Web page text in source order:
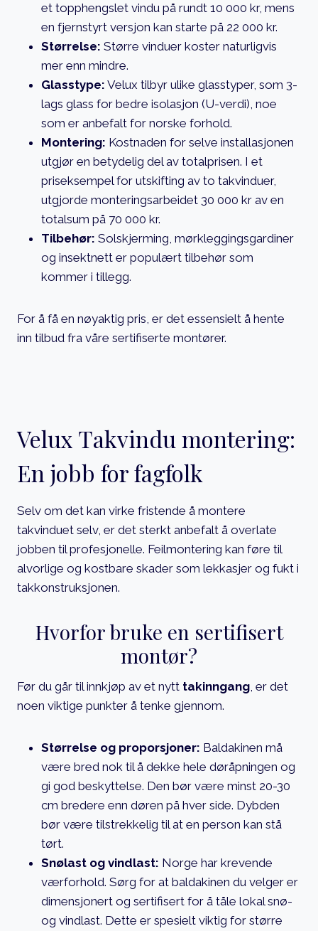
et topphengslet vindu på rundt 10 000 kr, mens
en fjernstyrt versjon kan starte på 22 000 kr.
Størrelse: Større vinduer koster naturligvis
mer enn mindre.
Glasstype: Velux tilbyr ulike glasstyper, som 3-
lags glass for bedre isolasjon (U-verdi), noe
som er anbefalt for norske forhold.
Montering: Kostnaden for selve installasjonen
utgjør en betydelig del av totalprisen. I et
priseksempel for utskifting av to takvinduer,
utgjorde monteringsarbeidet 30 000 kr av en
totalsum på 70 000 kr.
Tilbehør: Solskjerming, mørkleggingsgardiner
og insektnett er populært tilbehør som
kommer i tillegg.
For å få en nøyaktig pris, er det essensielt å hente
inn tilbud fra våre sertifiserte montører.
Velux Takvindu montering:
En jobb for fagfolk
Selv om det kan virke fristende å montere
takvinduet selv, er det sterkt anbefalt å overlate
jobben til profesjonelle. Feilmontering kan føre til
alvorlige og kostbare skader som lekkasjer og fukt i
takkonstruksjonen.
Hvorfor bruke en sertifisert
montør?
Før du går til innkjøp av et nytt takinngang , er det
noen viktige punkter å tenke gjennom.
Størrelse og proporsjoner: Baldakinen må
være bred nok til å dekke hele døråpningen og
gi god beskyttelse. Den bør være minst 20-30
cm bredere enn døren på hver side. Dybden
bør være tilstrekkelig til at en person kan stå
tørt.
Snølast og vindlast: Norge har krevende
værforhold. Sørg for at baldakinen du velger er
dimensjonert og sertifisert for å tåle lokal snø-
og vindlast. Dette er spesielt viktig for større